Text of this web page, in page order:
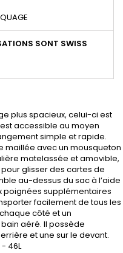
SONT SWISS
plus spacieux, celui-ci est
accessible au moyen
simple et rapide.
maillée avec un mousqueton
matelassée et amovible,
glisser des cartes de
au-dessus du sac à l’aide
poignées supplémentaires
facilement de tous les
côté et un
aéré. Il possède
et une sur le devant.
46L